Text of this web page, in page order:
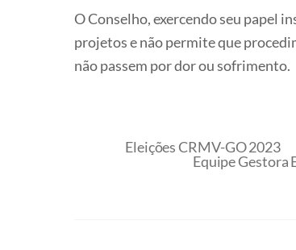
O Conselho, exercendo seu papel
projetos e não permite que
não passem por dor ou sofrimento.
Eleições CRMV-GO 2023
Equipe Gestora